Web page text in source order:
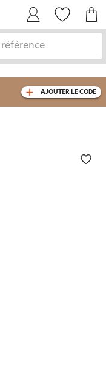
AJOUTER LE CODE